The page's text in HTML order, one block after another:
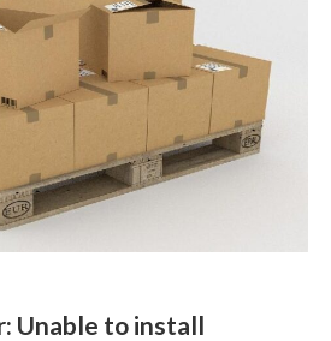
Unable to install